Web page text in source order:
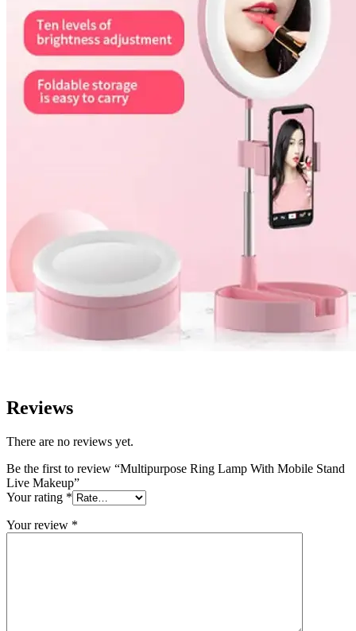
Reviews
There are no reviews yet.
Be the first to review “Multipurpose Ring Lamp With Mobile Stand
Live Makeup”
Your rating *
Your review *